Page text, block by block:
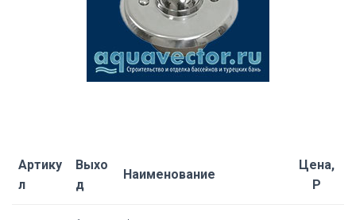
Артику
л
Выхо
д
Наименование
Цена,
Р